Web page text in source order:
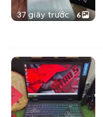
37 giây trước 6